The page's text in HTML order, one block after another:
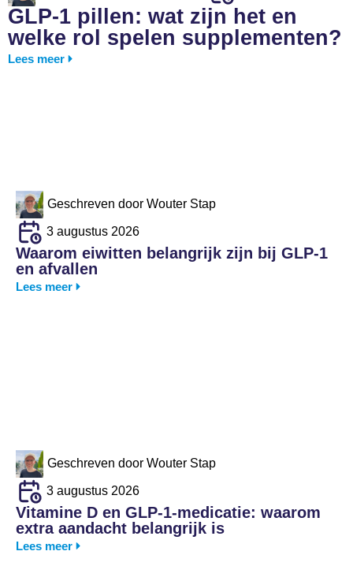
GLP-1 pillen: wat zijn het en
welke rol spelen supplementen?
Lees meer
Geschreven door Wouter Stap
3 augustus 2026
Waarom eiwitten belangrijk zijn bij GLP-1
en afvallen
Lees meer
Geschreven door Wouter Stap
3 augustus 2026
Vitamine D en GLP-1-medicatie: waarom
extra aandacht belangrijk is
Lees meer